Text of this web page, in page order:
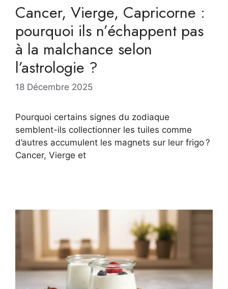
Cancer, Vierge, Capricorne :
pourquoi ils n’échappent pas
à la malchance selon
l’astrologie ?
18 Décembre 2025
Pourquoi certains signes du zodiaque
semblent-ils collectionner les tuiles comme
d’autres accumulent les magnets sur leur frigo ?
Cancer, Vierge et